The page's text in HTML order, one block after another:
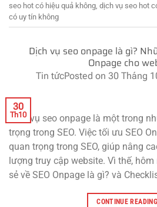
seo hot có hiệu quả không dịch vụ seo hot
có uy tín không
Dịch vụ seo onpage là gì?
Onpage cho
Tin tứcPosted on 30 Tháng
30
Th10
Dịch vụ seo onpage là một trong
trọng trong SEO. Việc tối ưu SEO
quan trọng trong SEO, giúp nâng
lượng truy cập website. Vì thế,
sẻ về SEO Onpage là gì? và
CONTINUE READING